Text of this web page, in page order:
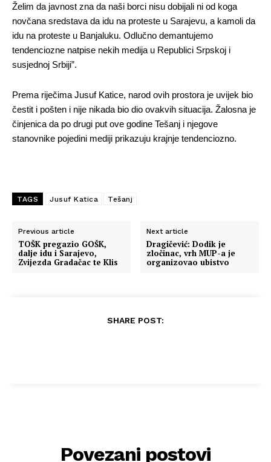
Želim da javnost zna da naši borci nisu dobijali ni od koga
novčana sredstava da idu na proteste u Sarajevu, a kamoli da
idu na proteste u Banjaluku. Odlučno demantujemo
tendenciozne natpise nekih medija u Republici Srpskoj i
susjednoj Srbiji”.
Prema riječima Jusuf Katice, narod ovih prostora je uvijek bio
čestit i pošten i nije nikada bio dio ovakvih situacija. Žalosna je
činjenica da po drugi put ove godine Tešanj i njegove
stanovnike pojedini mediji prikazuju krajnje tendenciozno.
TAGS Jusuf Katica Tešanj
Previous article
TOŠK pregazio GOŠK,
dalje idu i Sarajevo,
Zvijezda Gradačac te Klis
Next article
Dragičević: Dodik je
zločinac, vrh MUP-a je
organizovao ubistvo
SHARE POST:
Povezani postovi